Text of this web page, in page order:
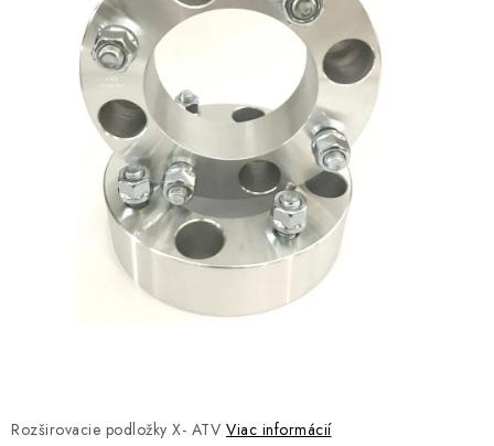
KRYTY PODVOZKU
NÁVLEKY TLMIČOV
NAVIJAKY COME UP WARN
OLEJE MAXIMA A FILTRE
ROZŠIROVACIE PLASTY BLATNÍKOV
Rozširovacie podložky X- ATV Viac informácií